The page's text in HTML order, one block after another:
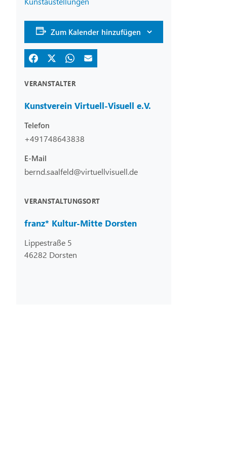
Zum Kalender hinzufügen
VERANSTALTER
Kunstverein Virtuell-Visuell e.V.
Telefon
+491748643838
E-Mail
bernd.saalfeld@virtuellvisuell.de
VERANSTALTUNGSORT
franz* Kultur-Mitte Dorsten
Lippestraße 5
46282 Dorsten